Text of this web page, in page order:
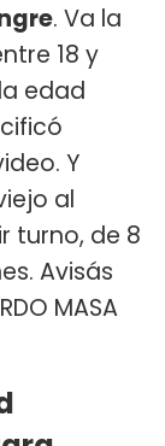
. Va la
18 y
edad
Y
al
turno, de 8
Avisás
MASA